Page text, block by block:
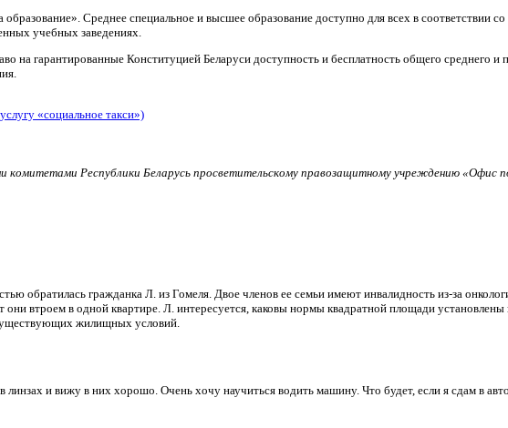
Среднее специальное и высшее образование доступно для всех в
учебных заведениях.
гарантированные Конституцией Беларуси доступность и бесплатность общего среднего и
«социальное такси»)
Республики Беларусь просветительскому правозащитному учреждению «Офис
обратилась гражданка Л. из Гомеля. Двое членов ее семьи имеют инвалидность из-за
втроем в одной квартире. Л. интересуется, каковы нормы квадратной площади установлены
жилищных условий.
и вижу в них хорошо. Очень хочу научиться водить машину. Что будет, если я сдам в